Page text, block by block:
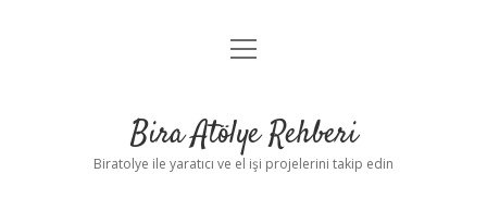
Anasayfa
Yasal Uyarı
menüyü
Bira Atölye Rehberi
Biratolye ile yaratıcı ve el işi projelerini takip edin